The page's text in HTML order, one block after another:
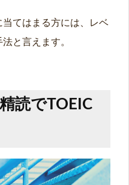
てはまる方には、レベ
と言えます。
読でTOEIC